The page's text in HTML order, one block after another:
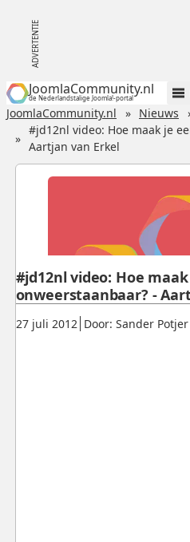
JoomlaCommunity.nl
de Nederlandstalige Joomla!-portal
JoomlaCommunity.nl Nieuws
#jd12nl video: Hoe maak je
Aartjan van Erkel
Gepubliceerd:
27 juli 2012. Door: Sander Potjer.
#jd12nl video: Hoe
onweerstaanbaar? -